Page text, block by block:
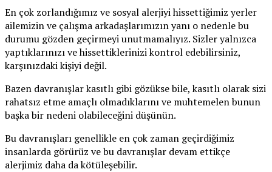
En çok zorlandığımız ve sosyal alerjiyi hissettiğimiz yerler
ailemizin ve çalışma arkadaşlarımızın yanı o nedenle bu
durumu gözden geçirmeyi unutmamalıyız. Sizler yalnızca
yaptıklarınızı ve hissettiklerinizi kontrol edebilirsiniz,
karşınızdaki kişiyi değil.
Bazen davranışlar kasıtlı gibi gözükse bile, kasıtlı olarak sizi
rahatsız etme amaçlı olmadıklarını ve muhtemelen bunun
başka bir nedeni olabileceğini düşünün.
Bu davranışları genellikle en çok zaman geçirdiğimiz
insanlarda görürüz ve bu davranışlar devam ettikçe
alerjimiz daha da kötüleşebilir.